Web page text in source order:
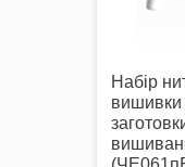
Набір
вишивки